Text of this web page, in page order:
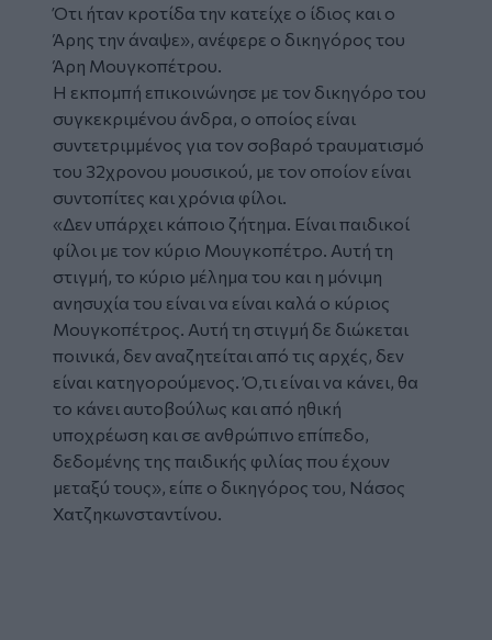
Ότι ήταν κροτίδα την κατείχε ο ίδιος και ο
Άρης την άναψε», ανέφερε ο δικηγόρος του
Άρη Μουγκοπέτρου.
Η εκπομπή επικοινώνησε με τον δικηγόρο του
συγκεκριμένου άνδρα, ο οποίος είναι
συντετριμμένος για τον σοβαρό τραυματισμό
του 32χρονου μουσικού, με τον οποίον είναι
συντοπίτες και χρόνια φίλοι.
«Δεν υπάρχει κάποιο ζήτημα. Είναι παιδικοί
φίλοι με τον κύριο Μουγκοπέτρο. Αυτή τη
στιγμή, το κύριο μέλημα του και η μόνιμη
ανησυχία του είναι να είναι καλά ο κύριος
Μουγκοπέτρος. Αυτή τη στιγμή δε διώκεται
ποινικά, δεν αναζητείται από τις αρχές, δεν
είναι κατηγορούμενος. Ό,τι είναι να κάνει, θα
το κάνει αυτοβούλως και από ηθική
υποχρέωση και σε ανθρώπινο επίπεδο,
δεδομένης της παιδικής φιλίας που έχουν
μεταξύ τους», είπε ο δικηγόρος του, Νάσος
Χατζηκωνσταντίνου.